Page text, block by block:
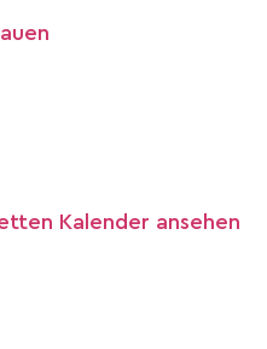
Kalender ansehen